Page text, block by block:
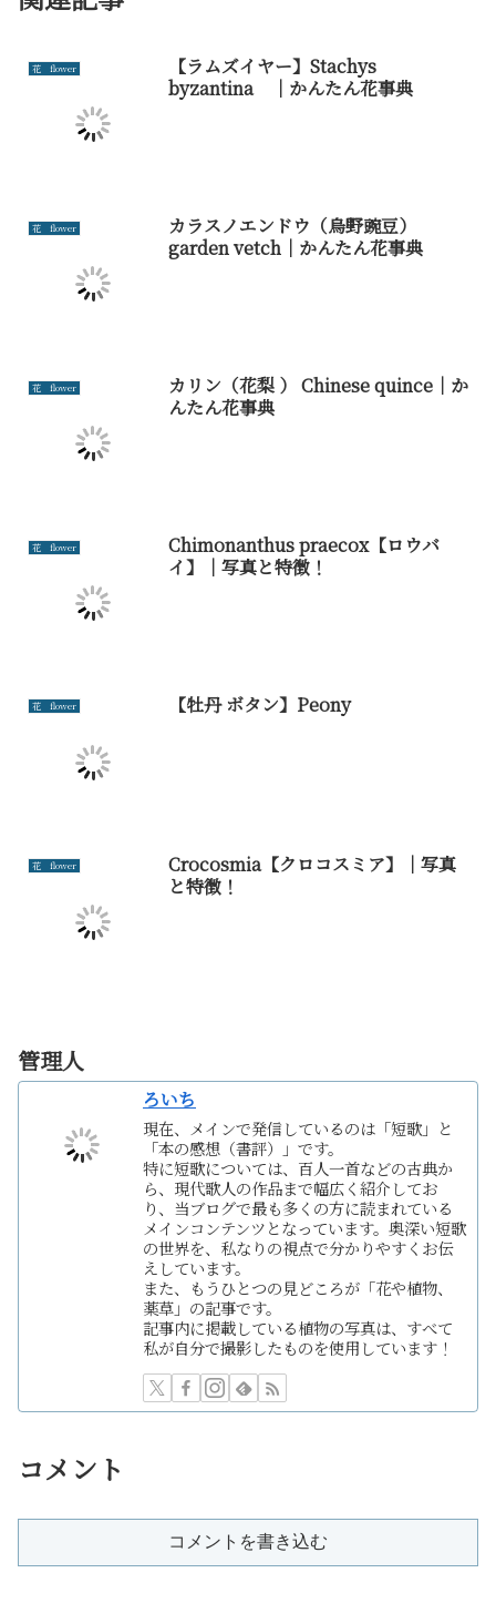
花 flower
【ラムズイヤー】Stachys
byzantina ｜かんたん花事典
花 flower
カラスノエンドウ（烏野豌豆）
garden vetch｜かんたん花事典
花 flower
カリン（花梨 ） Chinese quince｜か
んたん花事典
花 flower
Chimonanthus praecox【ロウバ
イ】｜写真と特徴！
花 flower 【牡丹 ボタン】Peony
花 flower
Crocosmia【クロコスミア】｜写真
と特徴！
管理人
ろいち
現在、メインで発信しているのは「短歌」と
「本の感想（書評）」です。
特に短歌については、百人一首などの古典か
ら、現代歌人の作品まで幅広く紹介してお
り、当ブログで最も多くの方に読まれている
メインコンテンツとなっています。奥深い短歌
の世界を、私なりの視点で分かりやすくお伝
えしています。
また、もうひとつの見どころが「花や植物、
薬草」の記事です。
記事内に掲載している植物の写真は、すべて
私が自分で撮影したものを使用しています！
コメント
コメントを書き込む